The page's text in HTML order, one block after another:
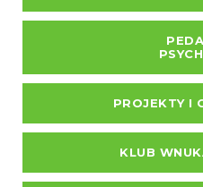
PROJEKTY I
KLUB